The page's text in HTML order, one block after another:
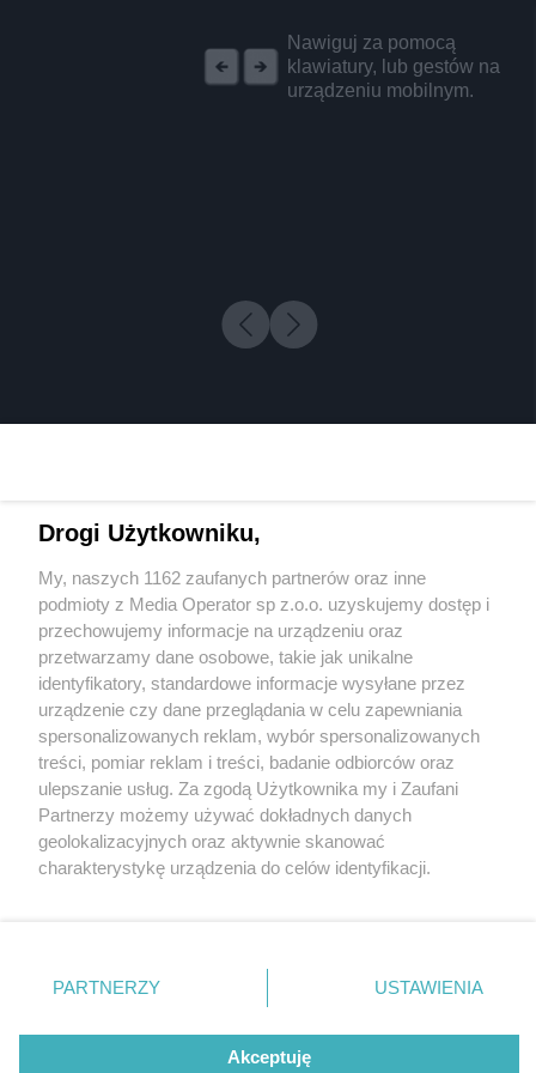
Nawiguj za pomocą
klawiatury, lub gestów na
urządzeniu mobilnym.
16 / 0
Wydawca mediów lokalnych
Nie zapomnij
zapoznać się z:
polityką prywatności regulamin korzystania z portali
Twojemiasto
Piekary Śląskie
Chorzów
Tarnowskie Góry
Gliwice
Skontakuj sięz nami
Kontakt
Wydawca
Redakcja
Drogi Użytkowniku,
My, naszych 1162 zaufanych partnerów oraz inne
podmioty z Media Operator sp z.o.o. uzyskujemy dostęp i
przechowujemy informacje na urządzeniu oraz
przetwarzamy dane osobowe, takie jak unikalne
identyfikatory, standardowe informacje wysyłane przez
urządzenie czy dane przeglądania w celu zapewniania
spersonalizowanych reklam, wybór spersonalizowanych
treści, pomiar reklam i treści, badanie odbiorców oraz
ulepszanie usług. Za zgodą Użytkownika my i Zaufani
Partnerzy możemy używać dokładnych danych
geolokalizacyjnych oraz aktywnie skanować
charakterystykę urządzenia do celów identyfikacji.
zmienić/wycofać klikając przycisk ustawień prywatności
znajdujący się w lewym dolnym rogu strony
rodzaje przetwarzania danych nie wymagają zgody
użytkownika, ale masz prawo sprzeciwić się takiemu
PARTNERZY USTAWIENIA
Akceptuję